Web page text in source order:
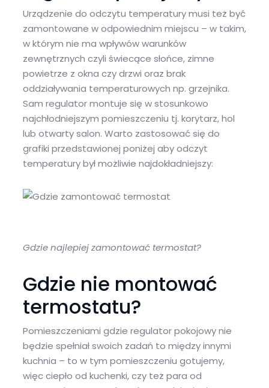
Urządzenie do odczytu temperatury musi też być
zamontowane w odpowiednim miejscu – w takim,
w którym nie ma wpływów warunków
zewnętrznych czyli świecące słońce, zimne
powietrze z okna czy drzwi oraz brak
oddziaływania temperaturowych np. grzejnika.
Sam regulator montuje się w stosunkowo
najchłodniejszym pomieszczeniu tj. korytarz, hol
lub otwarty salon. Warto zastosować się do
grafiki przedstawionej poniżej aby odczyt
temperatury był możliwie najdokładniejszy:
Gdzie najlepiej zamontować termostat?
Gdzie nie montować
termostatu?
Pomieszczeniami gdzie regulator pokojowy nie
będzie spełniał swoich zadań to między innymi
kuchnia – to w tym pomieszczeniu gotujemy,
więc ciepło od kuchenki, czy też para od